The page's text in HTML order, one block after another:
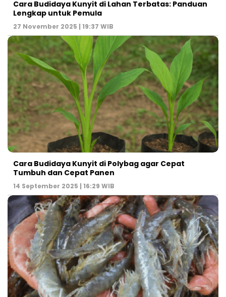
Cara Budidaya Kunyit di Lahan Terbatas: Panduan
Lengkap untuk Pemula
27 November 2025 | 19:37 WIB
Cara Budidaya Kunyit di Polybag agar Cepat
Tumbuh dan Cepat Panen
14 September 2025 | 16:29 WIB